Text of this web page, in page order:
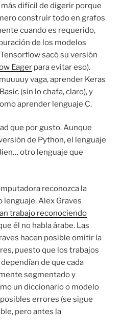
difícil de digerir porque
construir todo en grafos
cuando es requerido,
de los modelos
sacó su versión
Eager para evitar eso).
vaga, aprender Keras
(sin lo chafa, claro), y
aprender lenguaje C.
que por gusto. Aunque
de Python, el lenguaje
otro lenguaje que
reconozca la
Alex Graves
trabajo reconociendo
él no habla árabe. Las
hacen posible omitir la
puesto que los trabajos
de que cada
segmentado y
un diccionario o modelo
errores (se sigue
pero antes la